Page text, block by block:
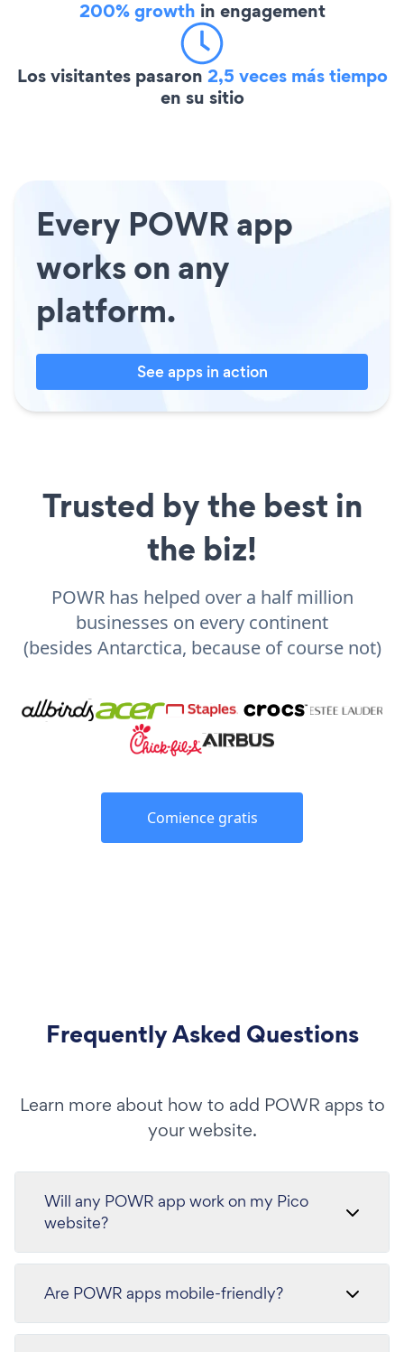
200% growth in engagement
Los visitantes pasaron 2,5 veces más tiempo
en su sitio
Every POWR app
works on any
platform.
See apps in action
Trusted by the best in
the biz!
POWR has helped over a half million
businesses on every continent
(besides Antarctica, because of course not)
Comience gratis
Frequently Asked Questions
Learn more about how to add POWR apps to
your website.
Will any POWR app work on my Pico
website?
Are POWR apps mobile-friendly?